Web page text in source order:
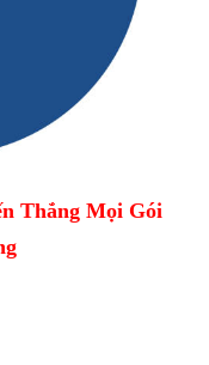
Thắng Mọi Gói